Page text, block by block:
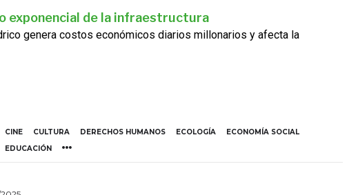
exponencial de la infraestructura
genera costos económicos diarios millonarios y afecta la
CINE CULTURA DERECHOS HUMANOS ECOLOGÍA
ECONOMÍA SOCIAL
EDUCACIÓN